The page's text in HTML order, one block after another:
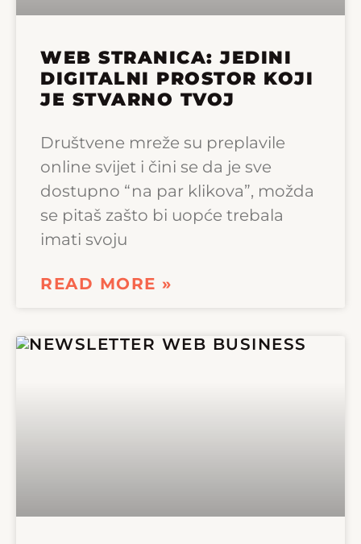
WEB STRANICA: JEDINI
DIGITALNI PROSTOR KOJI
JE STVARNO TVOJ
Društvene mreže su preplavile
online svijet i čini se da je sve
dostupno “na par klikova”, možda
se pitaš zašto bi uopće trebala
imati svoju
READ MORE »